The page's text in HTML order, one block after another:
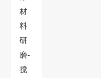
材
料
研
磨-
搅